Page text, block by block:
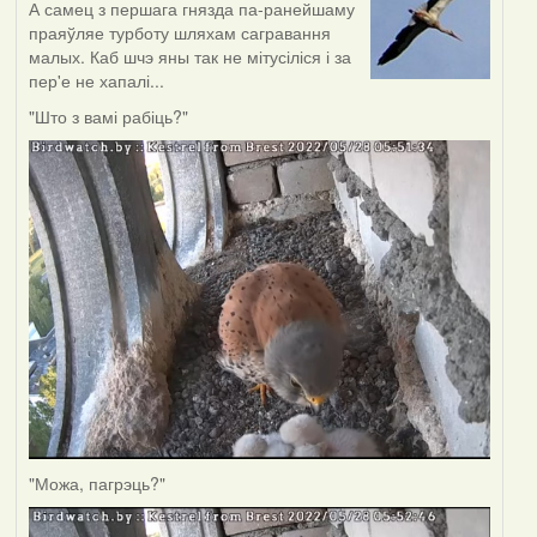
А самец з першага гнязда па-ранейшаму
праяўляе турботу шляхам сагравання
малых. Каб шчэ яны так не мітусіліся і за
пер'е не хапалі...
"Што з вамі рабіць?"
"Можа, пагрэць?"